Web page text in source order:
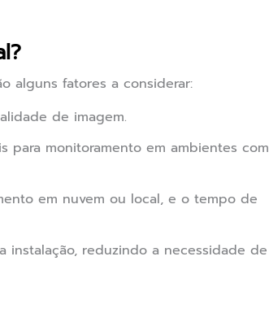
alguns fatores a considerar:
de imagem.
para monitoramento em ambientes com
em nuvem ou local, e o tempo de
instalação, reduzindo a necessidade de